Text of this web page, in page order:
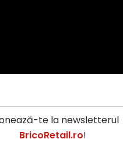
te la newsletterul
BricoRetail.ro!